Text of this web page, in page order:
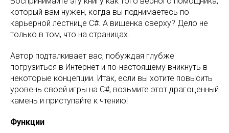
который вам нужен, когда вы поднимаетесь по
карьерной лестнице C#. А вишенка сверху? Дело не
только в том, что на страницах.
Автор подталкивает вас, побуждая глубже
погрузиться в Интернет и по-настоящему вникнуть в
некоторые концепции. Итак, если вы хотите повысить
уровень своей игры на C#, возьмите этот драгоценный
камень и приступайте к чтению!
Функции